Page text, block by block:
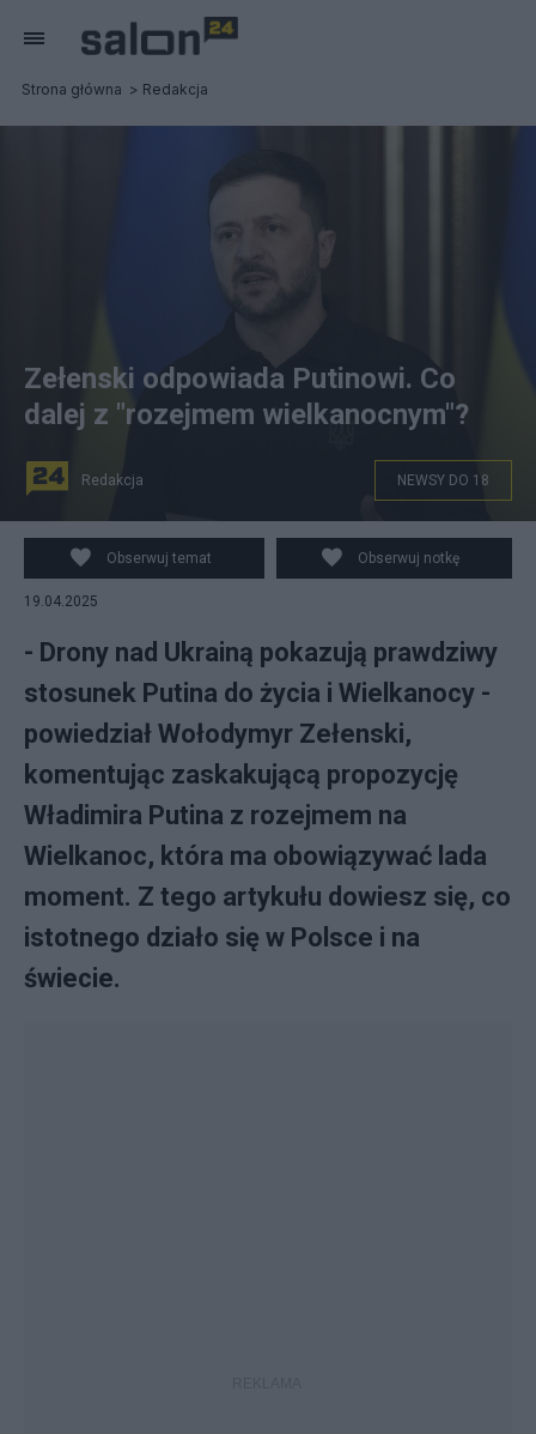
Strona główna Redakcja
Zełenski odpowiada Putinowi. Co
dalej z "rozejmem wielkanocnym"?
Redakcja NEWSY DO 18
Obserwuj temat Obserwuj notkę
19.04.2025
- Drony nad Ukrainą pokazują prawdziwy
stosunek Putina do życia i Wielkanocy -
powiedział Wołodymyr Zełenski,
komentując zaskakującą propozycję
Władimira Putina z rozejmem na
Wielkanoc, która ma obowiązywać lada
moment. Z tego artykułu dowiesz się, co
istotnego działo się w Polsce i na
świecie.